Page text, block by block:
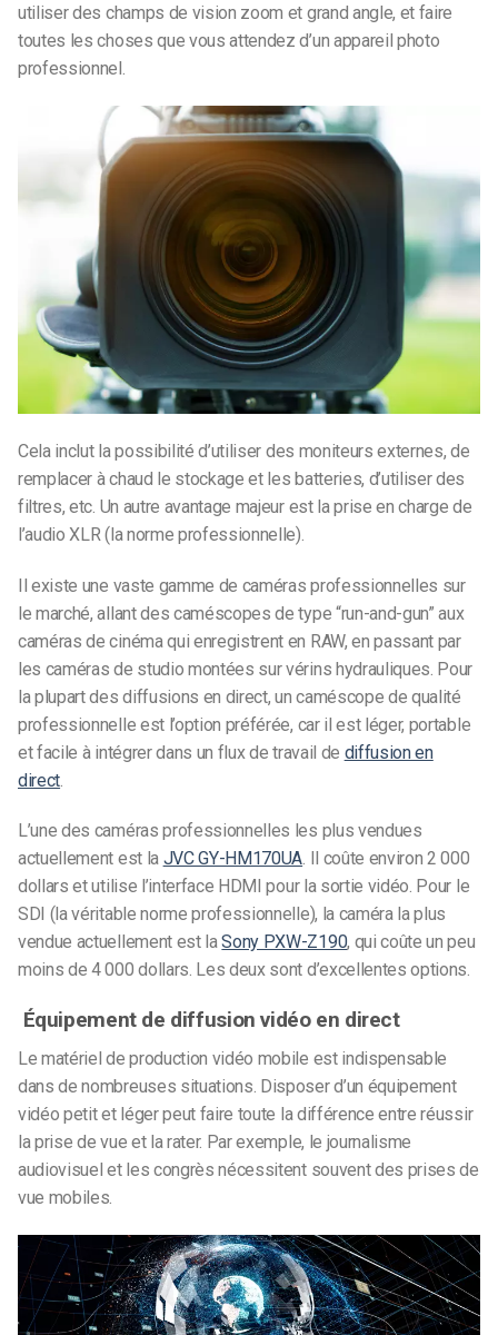
utiliser des champs de vision zoom et grand angle, et faire
toutes les choses que vous attendez d’un appareil photo
professionnel.
Cela inclut la possibilité d’utiliser des moniteurs externes, de
remplacer à chaud le stockage et les batteries, d’utiliser des
filtres, etc. Un autre avantage majeur est la prise en charge de
l’audio XLR (la norme professionnelle).
Il existe une vaste gamme de caméras professionnelles sur
le marché, allant des caméscopes de type “run-and-gun” aux
caméras de cinéma qui enregistrent en RAW, en passant par
les caméras de studio montées sur vérins hydrauliques. Pour
la plupart des diffusions en direct, un caméscope de qualité
professionnelle est l’option préférée, car il est léger, portable
et facile à intégrer dans un flux de travail de diffusion en
direct
L’une des caméras professionnelles les plus vendues
actuellement est la JVC GY-HM170UA. Il coûte environ 2 000
dollars et utilise l’interface HDMI pour la sortie vidéo. Pour le
SDI (la véritable norme professionnelle), la caméra la plus
vendue actuellement est laSony PXW-Z190, qui coûte un peu
moins de 4 000 dollars. Les deux sont d’excellentes options.
Équipement de diffusion vidéo en direct
Le matériel de production vidéo mobile est indispensable
dans de nombreuses situations. Disposer d’un équipement
vidéo petit et léger peut faire toute la différence entre réussir
la prise de vue et la rater. Par exemple, le journalisme
audiovisuel et les congrès nécessitent souvent des prises de
vue mobiles.